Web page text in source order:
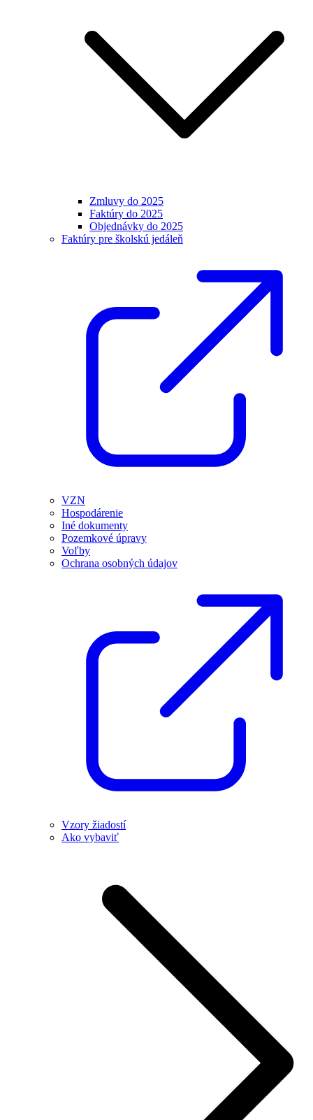
Zmluvy do 2025
Faktúry do 2025
Objednávky do 2025
Faktúry pre školskú jedáleň
VZN
Hospodárenie
Iné dokumenty
Pozemkové úpravy
Voľby
Ochrana osobných údajov
Vzory žiadostí
Ako vybaviť